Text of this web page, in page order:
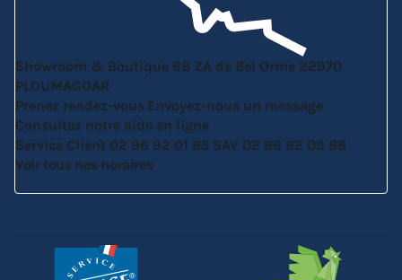
Showroom & Boutique 6B ZA de Bel Orme 22970
PLOUMAGOAR
Prenez rendez-vous Envoyez-nous un message
Consultez notre aide en ligne
Service Client 02 96 92 01 95 SAV 02 96 92 09 88
Voir tous nos horaires